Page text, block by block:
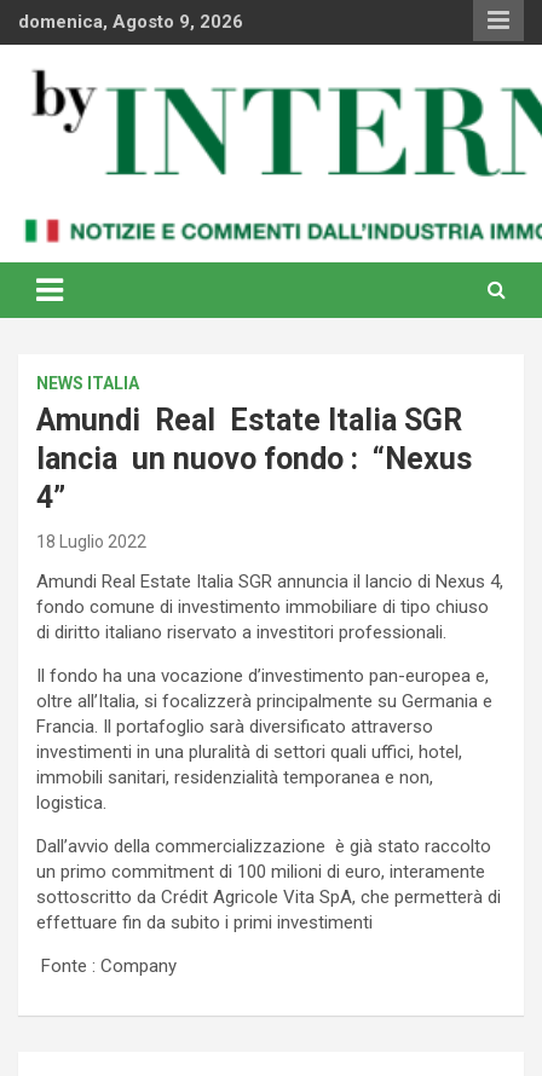
Skipdomenica, Agosto 9, 2026
By Internews
internazionale
NEWS ITALIA
Amundi Real Estate Italia SGR
lancia un nuovo fondo : “Nexus
4”
18 Luglio 2022
Amundi Real Estate Italia SGR annuncia il lancio di Nexus 4,
fondo comune di investimento immobiliare di tipo chiuso
di diritto italiano riservato a investitori professionali.
Il fondo ha una vocazione d’investimento pan-europea e,
oltre all’Italia, si focalizzerà principalmente su Germania e
Francia. Il portafoglio sarà diversificato attraverso
investimenti in una pluralità di settori quali uffici, hotel,
immobili sanitari, residenzialità temporanea e non,
logistica.
Dall’avvio della commercializzazione è già stato raccolto
un primo commitment di 100 milioni di euro, interamente
sottoscritto da Crédit Agricole Vita SpA, che permetterà di
effettuare fin da subito i primi investimenti
Fonte : Company